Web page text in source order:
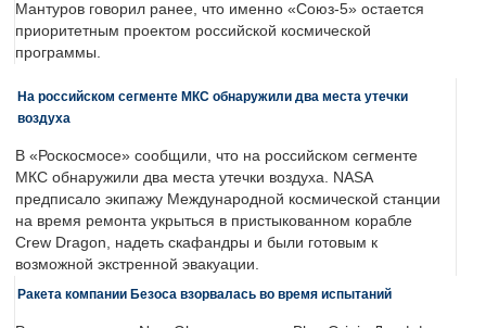
Мантуров говорил ранее, что именно «Союз-5» остается
приоритетным проектом российской космической
программы.
На российском сегменте МКС обнаружили два места утечки
воздуха
В «Роскосмосе» сообщили, что на российском сегменте
МКС обнаружили два места утечки воздуха. NASA
предписало экипажу Международной космической станции
на время ремонта укрыться в пристыкованном корабле
Crew Dragon, надеть скафандры и были готовым к
возможной экстренной эвакуации.
Ракета компании Безоса взорвалась во время испытаний